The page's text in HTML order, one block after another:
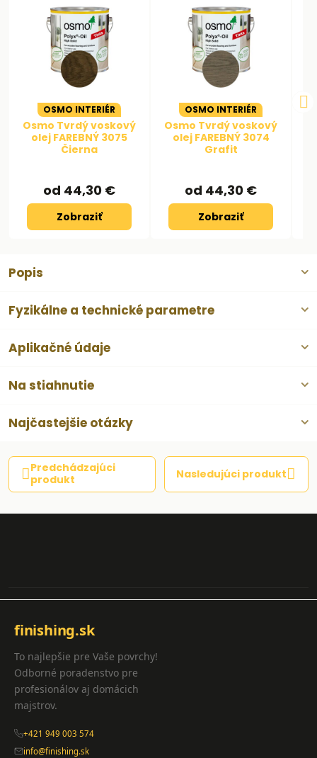
Popis
Fyzikálne a technické parametre
Aplikačné údaje
Na stiahnutie
Najčastejšie otázky
Predchádzajúci
produkt
Nasledujúci produkt
OSMO INTERIÉR
Osmo Tvrdý voskový
olej FAREBNÝ 3075
Čierna
od 44,30 €
Zobraziť
OSMO INTERIÉR
Osmo Tvrdý voskový
olej FAREBNÝ 3074
Grafit
od 44,30 €
Zobraziť
finishing.sk
To najlepšie pre Vaše povrchy!
Odborné poradenstvo pre
profesionálov aj domácich
majstrov.
+421 949 003 574
info@finishing.sk